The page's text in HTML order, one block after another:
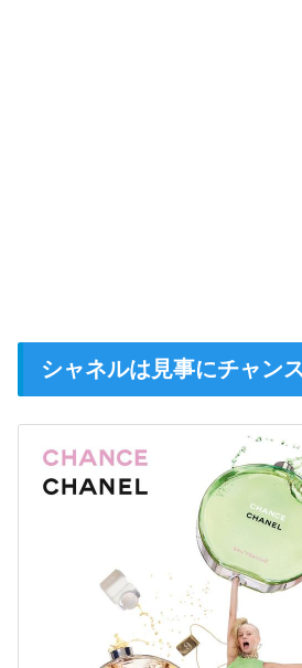
シャネルは見事にチャン